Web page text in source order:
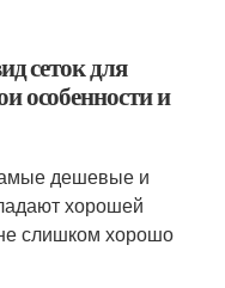
сеток для
особенности и
дешевые и
хорошей
слишком хорошо